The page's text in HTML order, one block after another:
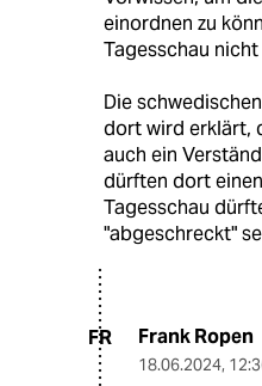
einordnen zu
Tagesschau
Die
dort wird erklärt,
auch ein
dürften dort
Tagesschau
"abgeschreckt"
FR Frank Ropen
18.06.2024,